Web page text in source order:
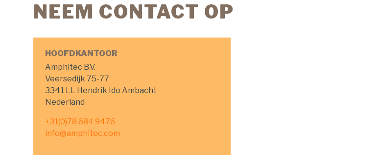
NEEM CONTACT OP
HOOFDKANTOOR
Amphitec B.V.
Veersedijk 75-77
3341 LL Hendrik Ido Ambacht
Nederland
+31(0)78 684 9476
info@amphitec.com